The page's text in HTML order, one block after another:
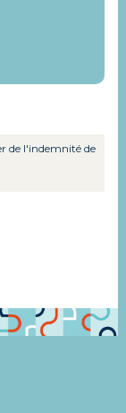
de l'indemnité de